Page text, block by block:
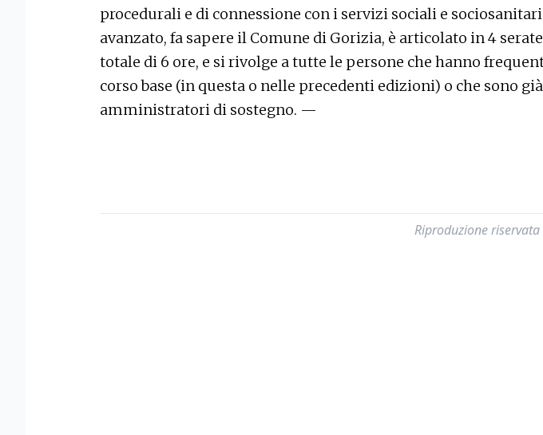
procedurali e di connessione con i servizi sociali e
avanzato, fa sapere il Comune di Gorizia, è articolato in 4
totale di 6 ore, e si rivolge a tutte le persone che hanno
corso base (in questa o nelle precedenti edizioni) o che sono già
amministratori di sostegno. —
Riproduzione